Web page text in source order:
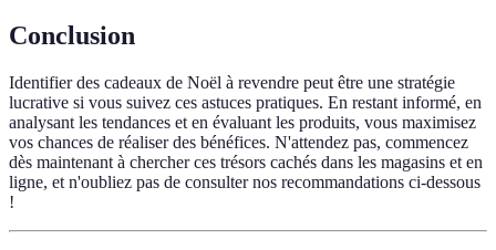
Conclusion
Identifier des cadeaux de Noël à revendre peut être une stratégie
lucrative si vous suivez ces astuces pratiques. En restant informé, en
analysant les tendances et en évaluant les produits, vous maximisez
vos chances de réaliser des bénéfices. N'attendez pas, commencez
dès maintenant à chercher ces trésors cachés dans les magasins et en
ligne, et n'oubliez pas de consulter nos recommandations ci-dessous
!